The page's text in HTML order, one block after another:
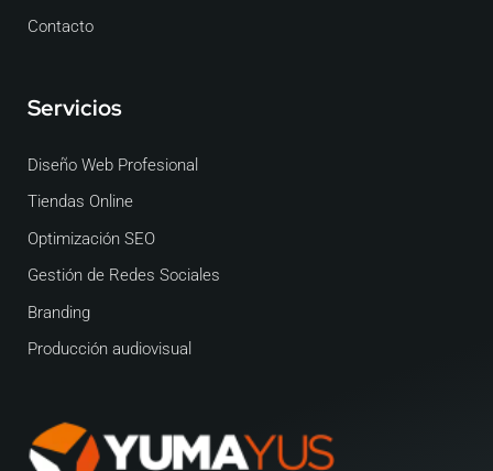
Contacto
Servicios
Diseño Web Profesional
Tiendas Online
Optimización SEO
Gestión de Redes Sociales
Branding
Producción audiovisual